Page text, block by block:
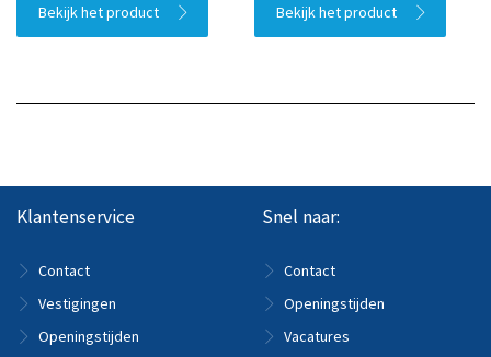
Bekijk het product Bekijk het product
Klantenservice
Contact
Vestigingen
Openingstijden
Snel naar:
Contact
Openingstijden
Vacatures